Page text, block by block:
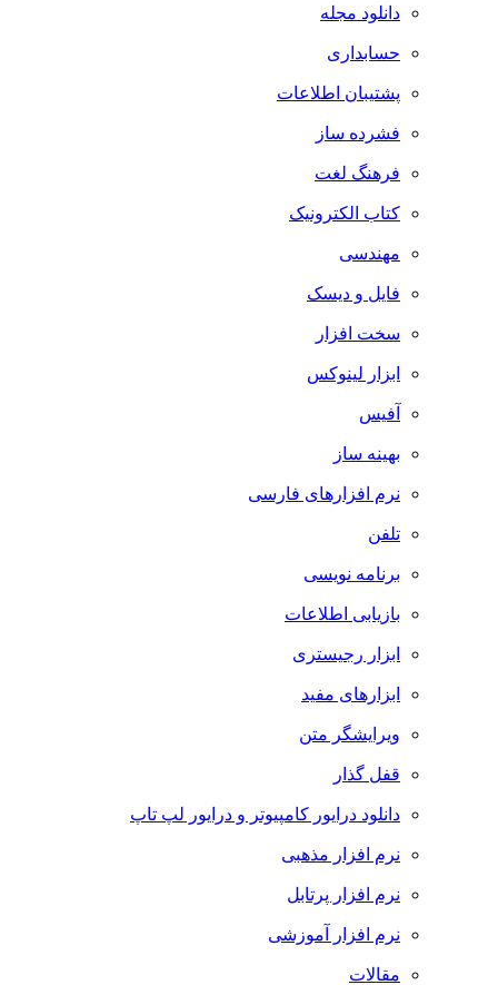
دانلود مجله
حسابداری
پشتیبان اطلاعات
فشرده ساز
فرهنگ لغت
کتاب الکترونیک
مهندسی
فایل و دیسک
سخت افزار
ابزار لینوکس
آفیس
بهینه ساز
نرم افزارهای فارسی
تلفن
برنامه نویسی
بازیابی اطلاعات
ابزار رجیستری
ابزارهای مفید
ویرایشگر متن
قفل گذار
دانلود درایور کامپیوتر و درایور لپ تاپ
نرم افزار مذهبی
نرم افزار پرتابل
نرم افزار آموزشی
مقالات